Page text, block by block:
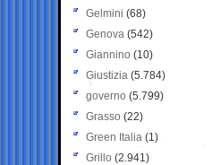
Gelmini (68)
Genova (542)
Giannino (10)
Giustizia (5.784)
governo (5.799)
Grasso (22)
Green Italia (1)
Grillo (2.941)